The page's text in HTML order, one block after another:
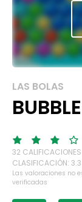
LAS BOLAS
32
CLASIFICACIÓN: 3.3
Las valoraciones no
verificadas